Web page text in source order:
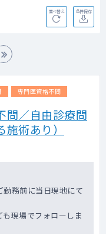
並べ替え 条件保存
専門医資格不問
問／自由診療問
術あり）
勤務前に当日現地にて
現場でフォローしま